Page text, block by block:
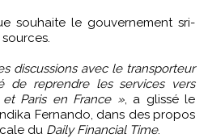
souhaite le gouvernement sri-
discussions avec le transporteur
de reprendre les services vers
Paris en France », a glissé le
Fernando, dans des propos
du Daily Financial Time.